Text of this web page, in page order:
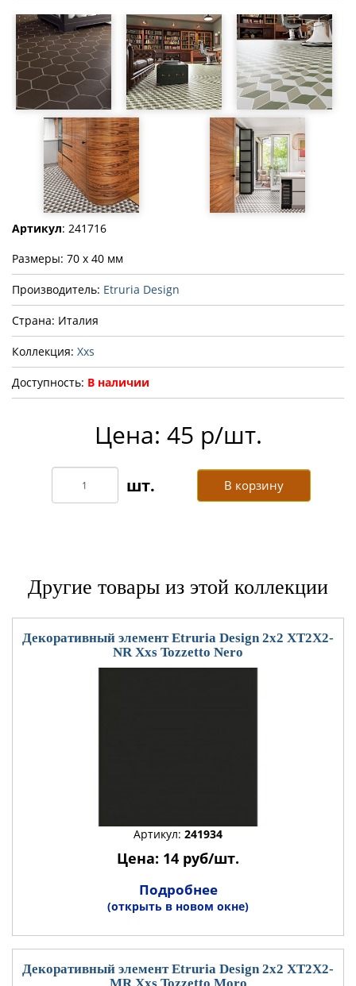
Артикул: 241716
Размеры: 70 x 40 мм
Производитель: Etruria Design
Страна: Италия
Коллекция: Xxs
Доступность: В наличии
Цена: 45 р/шт.
В корзину
Другие товары из этой коллекции
Декоративный элемент Etruria Design 2x2 XT2X2-
NR Xxs Tozzetto Nero
Артикул: 241934
Цена: 14 руб/шт.
Подробнее
(открыть в новом окне)
Декоративный элемент Etruria Design 2x2 XT2X2-